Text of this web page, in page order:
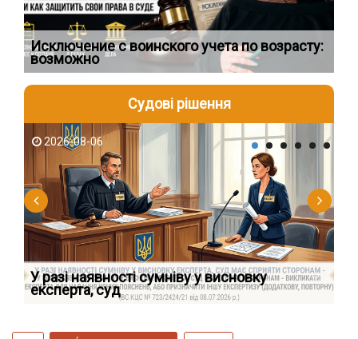
Исключение с воинского учета по возрасту:
возможно
Судові рішення
2026-08-06
У разі наявності сумніву у висновку
експерта, суд